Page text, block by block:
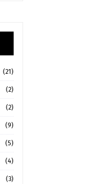
(21)
(2)
(2)
(9)
(5)
(4)
(3)